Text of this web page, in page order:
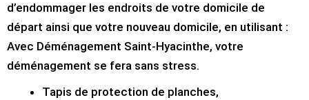
d’endommager les endroits de votre domicile de
départ ainsi que votre nouveau domicile, en utilisant :
Avec Déménagement Saint-Hyacinthe, votre
déménagement se fera sans stress.
Tapis de protection de planches,